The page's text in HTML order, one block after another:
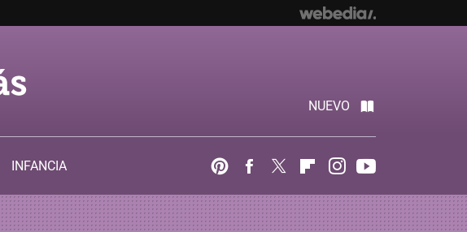
NUEVO
INFANCIA
PinterestFacebook
Twitter FlipboardInstagram